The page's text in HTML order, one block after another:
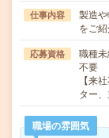
仕事内容
製造
をご
応募資格
職種
不要
【来
ター
職場の雰囲気